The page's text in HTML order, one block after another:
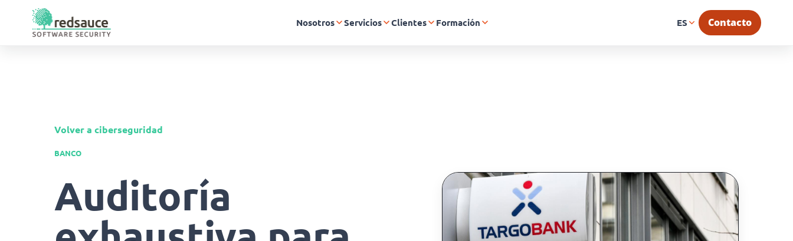
Nosotros Servicios Clientes Formación ES Contacto
Volver a ciberseguridad
BANCO
Auditoría